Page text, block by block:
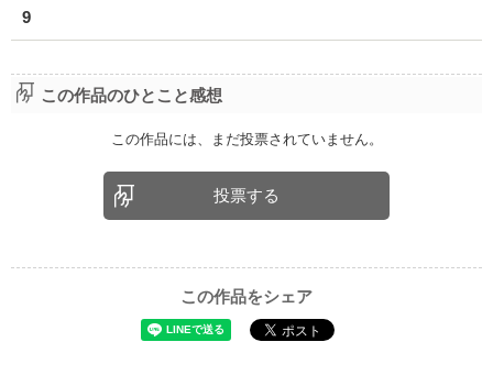
9
この作品のひとこと感想
この作品には、まだ投票されていません。
投票する
この作品をシェア